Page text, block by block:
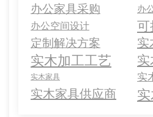
办公家具采购 办
办公空间设计 可
定制解决方案 实
实木加工工艺
实木家具 实
实木家具供应商